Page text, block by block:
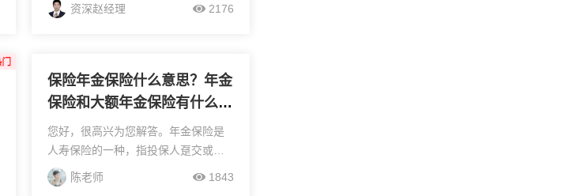
在保险金的给付上采用年金的形式而
资深赵经理 2176
保险年金保险什么意思？年金
保险和大额年金保险有什么区
别？
您好，很高兴为您解答。年金保险是
人寿保险的一种，指投保人趸交或者
期交保费后，保险公司则可以被保险
人的生存为条件，按照年、半年、季
陈老师 1843